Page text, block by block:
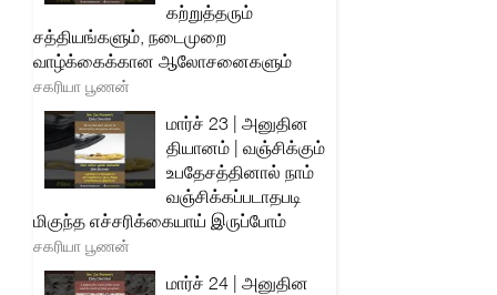
கற்றுத்தரும்
சத்தியங்களும், நடைமுறை
வாழ்க்கைக்கான ஆலோசனைகளும்
சகரியா பூணன்
மார்ச் 23 | அனுதின
தியானம் | வஞ்சிக்கும்
உபதேசத்தினால் நாம்
வஞ்சிக்கப்படாதபடி
மிகுந்த எச்சரிக்கையாய் இருப்போம்
சகரியா பூணன்
மார்ச் 24 | அனுதின